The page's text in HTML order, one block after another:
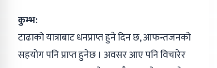
कुम्भ:
टाढाको यात्राबाट धनप्राप्त हुने दिन छ, आफन्तजनको
सहयोग पनि प्राप्त हुनेछ । अवसर आए पनि विचारेर